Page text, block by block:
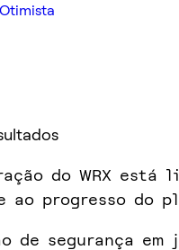
do WRX está
ao progresso do
de segurança em